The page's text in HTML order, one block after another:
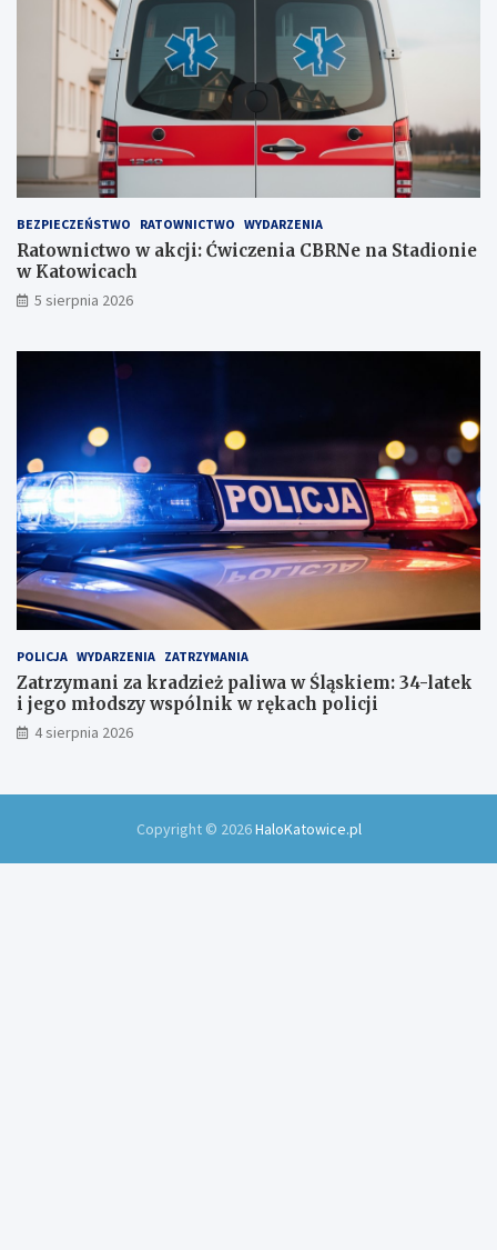
BEZPIECZEŃSTWO RATOWNICTWO WYDARZENIA
Ratownictwo w akcji: Ćwiczenia CBRNe na Stadionie
w Katowicach
5 sierpnia 2026
POLICJA WYDARZENIA ZATRZYMANIA
Zatrzymani za kradzież paliwa w Śląskiem: 34-latek
i jego młodszy wspólnik w rękach policji
4 sierpnia 2026
Copyright © 2026HaloKatowice.pl